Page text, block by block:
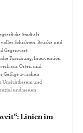
die Stadt als
Schichten, Brüche und
Gegenwart
Forschung, Intervention
aus Orten und
Gefüge zwischen
Unsichtbarem und
und neuen
Linien im